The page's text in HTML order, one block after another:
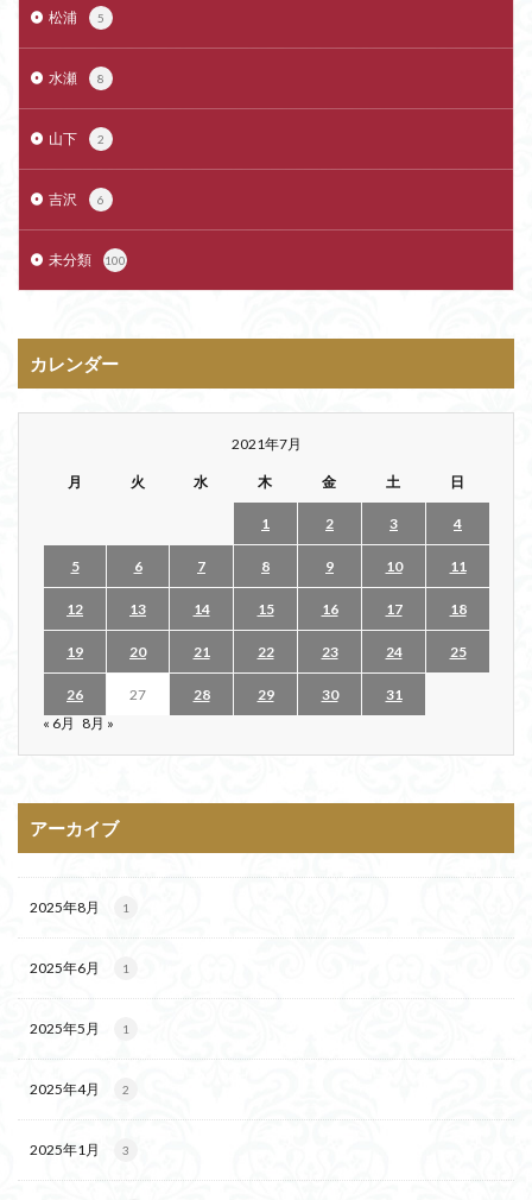
松浦 5
水瀬 8
山下 2
吉沢 6
未分類 100
カレンダー
2021年7月
月 火 水 木 金 土 日
1 2 3 4
5 6 7 8 9 10 11
12 13 14 15 16 17 18
19 20 21 22 23 24 25
26 27 28 29 30
31
« 6月 8月 »
アーカイブ
2025年8月 1
2025年6月 1
2025年5月 1
2025年4月 2
2025年1月 3